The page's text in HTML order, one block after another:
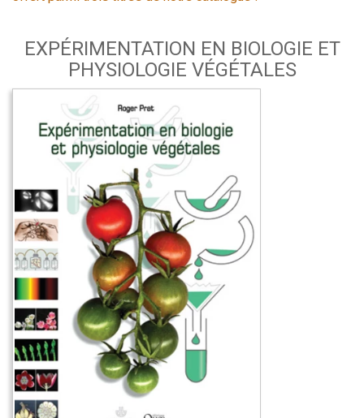
EXPÉRIMENTATION EN BIOLOGIE ET
PHYSIOLOGIE VÉGÉTALES